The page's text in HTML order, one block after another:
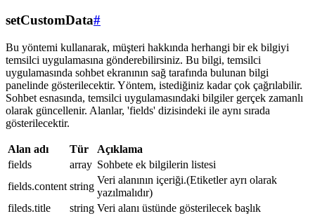
setCustomData#
Bu yöntemi kullanarak, müşteri hakkında herhangi bir ek bilgiyi
temsilci uygulamasına gönderebilirsiniz. Bu bilgi, temsilci
uygulamasında sohbet ekranının sağ tarafında bulunan bilgi
panelinde gösterilecektir. Yöntem, istediğiniz kadar çok çağrılabilir.
Sohbet esnasında, temsilci uygulamasındaki bilgiler gerçek zamanlı
olarak güncellenir. Alanlar, 'fields' dizisindeki ile aynı sırada
gösterilecektir.
Alan adı Tür
Açıklama
fields
array Sohbete ek bilgilerin listesi
fields.content string
Veri alanının içeriği.(Etiketler ayrı olarak
yazılmalıdır)
fileds.title
string Veri alanı üstünde gösterilecek başlık